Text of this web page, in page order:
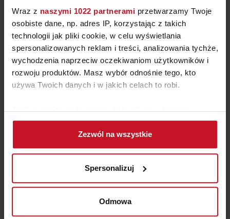
Wraz z naszymi 1022 partnerami przetwarzamy Twoje
osobiste dane, np. adres IP, korzystając z takich
technologii jak pliki cookie, w celu wyświetlania
spersonalizowanych reklam i treści, analizowania tychże,
wychodzenia naprzeciw oczekiwaniom użytkowników i
rozwoju produktów. Masz wybór odnośnie tego, kto
używa Twoich danych i w jakich celach to robi.
Jeśli wyrazisz na to zgodę, chcielibyśmy również:
Gromadzić dane dotyczące Twojej lokalizacji
geograficznej z dokładnością nawet do kilku metrów
Identyfikować Twoje urządzenie, aktywnie
(fingerprinting, czyli wirtualny odcisk palca)
Dowiedz się więcej odnośnie tego, jak Twoje osobiste
dane są przetwarzane oraz ustaw własne preferencje w
Zezwól na wszystkie
Spersonalizuj
Odmowa
1.07.2026
W ostatniej audycji Radia RAM Krzysztof Majewski
zabrał słuchaczy w podróż przez historię różu. I
zwierciadło społecznych zmian. Po II wojnie światowej
królował pastelowy mummy pink – symbol domowego
ciepła i idealizowanej kobiecości. Już wcześniej Elsa
nogami, wprowadzając swój…